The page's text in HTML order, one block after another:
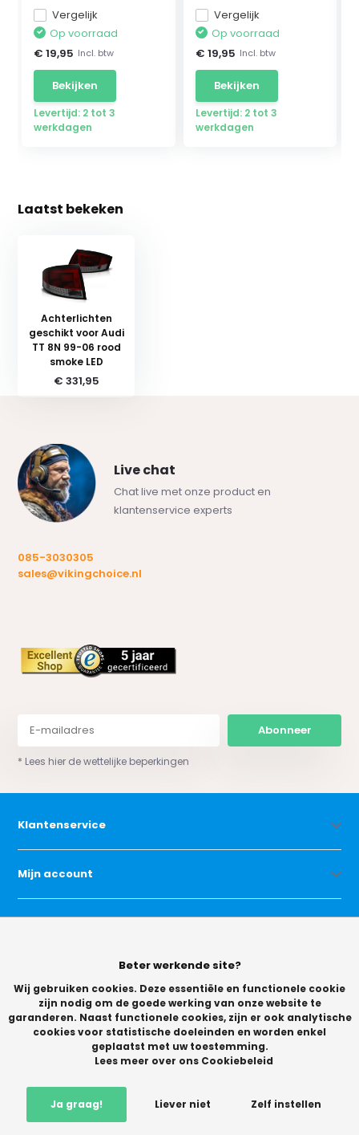
Vergelijk
Op voorraad
€ 19,95 Incl. btw
Bekijken
Levertijd: 2 tot 3
werkdagen
Vergelijk
Op voorraad
€ 19,95 Incl. btw
Bekijken
Levertijd: 2 tot 3
werkdagen
Laatst bekeken
Achterlichten
geschikt voor Audi
TT 8N 99-06 rood
smoke LED
€ 331,95
Live chat
Chat live met onze product en
klantenservice experts
085-3030305
sales@vikingchoice.nl
Abonneer
* Lees hier de wettelijke beperkingen
Klantenservice
Mijn account
Categorieën
Vikingchoice.nl - Scherpe prijzen! Ruime keuze9.2- Trusted
Beter werkende site?
Wij gebruiken cookies. Deze essentiële en functionele cookie
zijn nodig om de goede werking van onze website te
garanderen. Naast functionele cookies, zijn er ook analytische
cookies voor statistische doeleinden en worden enkel
geplaatst met uw toestemming.
Lees meer over ons Cookiebeleid
Ja graag! Liever niet Zelf instellen